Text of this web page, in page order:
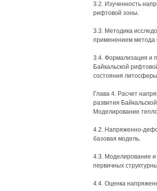
3.2. Изученность
рифтовой зоны.
3.3. Методика
применением метода
3.4. Формализация и
Байкальской
состояния
Глава 4. Расчет
развития
Моделирование
4.2. Напряженно-
базовая модель.
4.3. Моделирование
первичных
4.4. Оценка